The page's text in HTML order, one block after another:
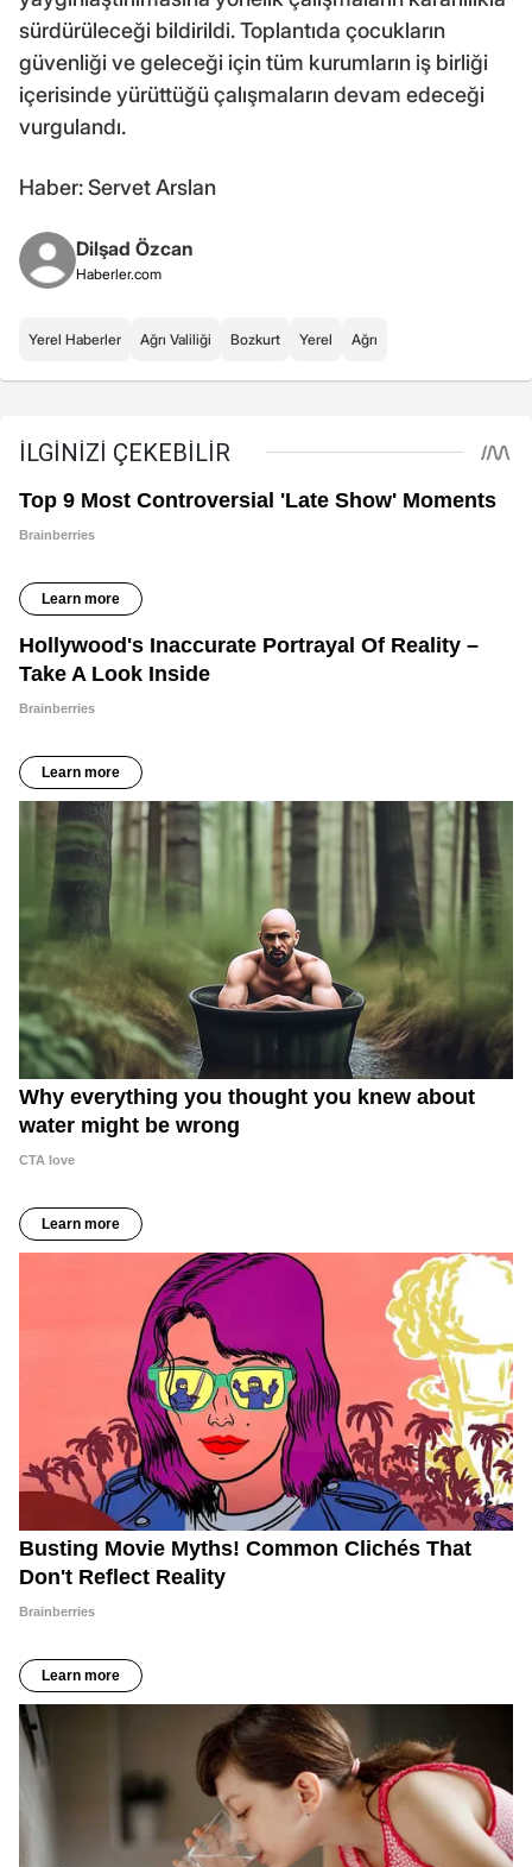
sürdürüleceği bildirildi. Toplantıda çocukların
güvenliği ve geleceği için tüm kurumların iş birliği
içerisinde yürüttüğü çalışmaların devam edeceği
vurgulandı.
Haber: Servet Arslan
Dilşad Özcan
Haberler.com
Yerel Haberler Ağrı Valiliği Bozkurt Yerel Ağrı